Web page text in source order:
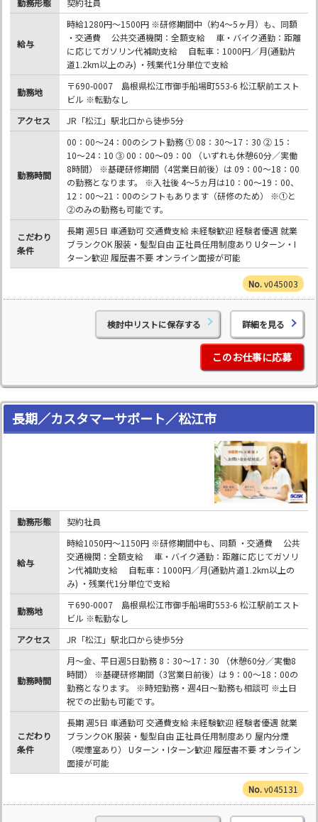
勤務形態 契約社員
給与
時給1280円～1500円 ※研修期間中（約4～5ヶ月）も、同額
・交通費 公共交通機関：全額支給 車・バイク通勤：距離
に応じてガソリン代補助支給 自転車：1000円／月(通勤片
道1.2km以上のみ) ・残業代1分単位で支給
勤務地
〒690-0007 島根県松江市御手船場町553-6 松江駅前エスト
ビル ※転勤なし
アクセス
JR「松江」駅北口から徒歩5分
勤務時間
00：00～24：00のシフト勤務 ① 08：30～17：30 ② 15：
10～24：10 ③ 00：00～09：00 （いずれも休憩60分／実働
8時間） ※基礎研修期間（4営業日前後）は 09：00～18：00
の勤務となります。 ※入社後 4～5ヵ月は10：00～19：00、
12：00～21：00のシフトもあります（研修のため） ※①と
②のみの勤務も可能です。
こだわり
条件
長期 週5日 車通勤可 交通費支給 未経験歓迎 経験者優遇 就業
ブランクOK 服装・髪型自由 正社員任用制度あり Uターン・I
ターン歓迎 履歴書不要 オンライン面接が可能
v045003
検討中リストに保存する 詳細を見る
このお仕事に応募
長期／カスタマーサポート／松江市
勤務形態 契約社員
給与
時給1050円～1150円 ※研修期間中も、同額 ・交通費 公共
交通機関：全額支給 車・バイク通勤：距離に応じてガソリ
ン代補助支給 自転車：1000円／月(通勤片道1.2km以上の
み) ・残業代1分単位で支給
勤務地
〒690-0007 島根県松江市御手船場町553-6 松江駅前エスト
ビル ※転勤なし
アクセス
JR「松江」駅北口から徒歩5分
勤務時間
月～金、平日週5日勤務 8：30～17：30 （休憩60分／実働8
時間） ※基礎研修期間（3営業日前後）は 9：00～18：00の
勤務となります。 ※時短勤務・週4日～勤務も相談可 ※土日
祝での出勤も可能です。
こだわり
条件
長期 週5日 車通勤可 交通費支給 未経験歓迎 経験者優遇 就業
ブランクOK 服装・髪型自由 正社員任用制度あり 屋内分煙
（喫煙室あり） Uターン・Iターン歓迎 履歴書不要 オンライン
面接が可能
v045131